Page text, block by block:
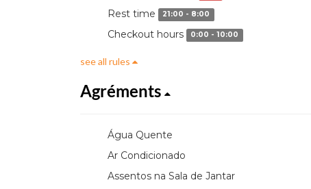
Rest time 21:00 - 8:00
Checkout hours 0:00 - 10:00
see all rules
Agréments
Água Quente
Ar Condicionado
Assentos na Sala de Jantar